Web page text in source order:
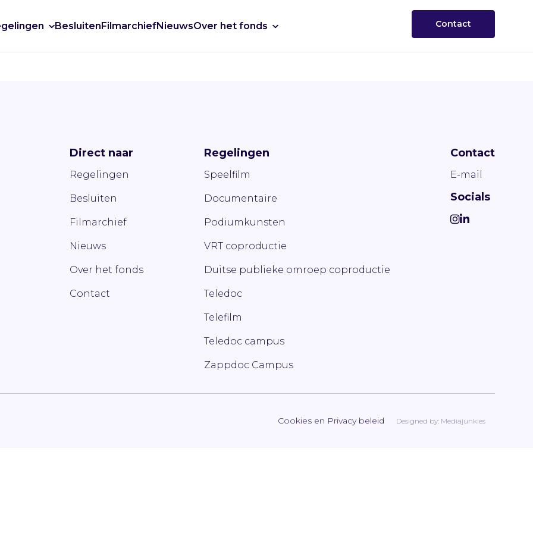
BesluitenFilmarchiefNieuwsOver het fonds Contact
Direct naar
Regelingen
Besluiten
Filmarchief
Nieuws
Over het fonds
Contact
Regelingen
Speelfilm
Documentaire
Podiumkunsten
VRT coproductie
Duitse publieke omroep coproductie
Teledoc
Telefilm
Teledoc campus
Zappdoc Campus
Contact
E-mail
Socials
Cookies en Privacy beleid Designed by: Mediajunkies